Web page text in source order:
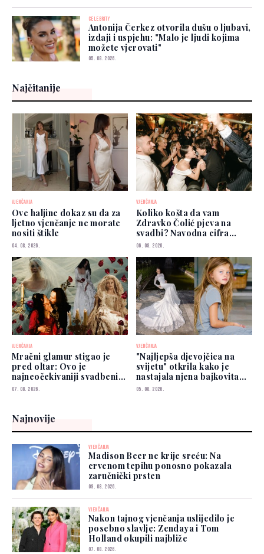
CELEBRITY
Antonija Čerkez otvorila dušu o ljubavi,
izdaji i uspjehu: "Malo je ljudi kojima
možete vjerovati"
05. 08. 2026.
Najčitanije
VJENČANJA
Ove haljine dokaz su da za
ljetno vjenčanje ne morate
nositi štikle
04. 08. 2026.
VJENČANJA
Koliko košta da vam
Zdravko Čolić pjeva na
svadbi? Navodna cifra
privukla pažnju
06. 08. 2026.
VJENČANJA
Mračni glamur stigao je
pred oltar: Ovo je
najneočekivaniji svadbeni
trend 2026.
07. 08. 2026.
VJENČANJA
"Najljepša djevojčica na
svijetu" otkrila kako je
nastajala njena bajkovita
vjenčanica
05. 08. 2026.
Najnovije
VJENČANJA
Madison Beer ne krije sreću: Na
crvenom tepihu ponosno pokazala
zaručnički prsten
09. 08. 2026.
VJENČANJA
Nakon tajnog vjenčanja uslijedilo je
posebno slavlje: Zendaya i Tom
Holland okupili najbliže
07. 08. 2026.